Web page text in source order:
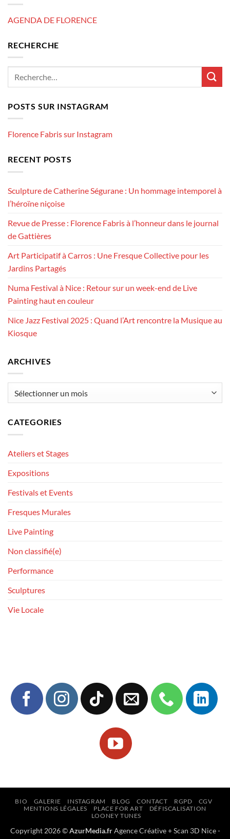
AGENDA DE FLORENCE
RECHERCHE
POSTS SUR INSTAGRAM
Florence Fabris sur Instagram
RECENT POSTS
Sculpture de Catherine Ségurane : Un hommage intemporel à
l’héroïne niçoise
Revue de Presse : Florence Fabris à l’honneur dans le journal
de Gattières
Art Participatif à Carros : Une Fresque Collective pour les
Jardins Partagés
Numa Festival à Nice : Retour sur un week-end de Live
Painting haut en couleur
Nice Jazz Festival 2025 : Quand l’Art rencontre la Musique au
Kiosque
ARCHIVES
CATEGORIES
Ateliers et Stages
Expositions
Festivals et Events
Fresques Murales
Live Painting
Non classifié(e)
Performance
Sculptures
Vie Locale
BIO GALERIE INSTAGRAM BLOG CONTACT RGPD
CGV
MENTIONS LÉGALES
PLACE FOR ART
DÉFISCALISATION
LOONEY TUNES
Copyright 2026 ©AzurMedia.fr Agence Créative+Scan 3D Nice-